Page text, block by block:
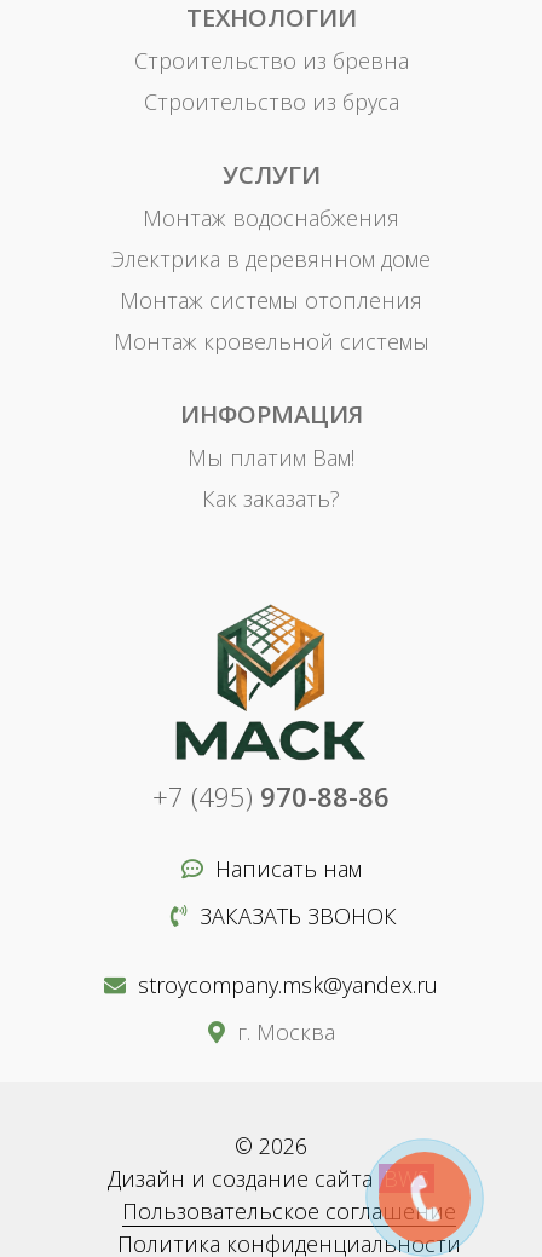
ТЕХНОЛОГИИ
Строительство из бревна
Строительство из бруса
УСЛУГИ
Монтаж водоснабжения
Электрика в деревянном доме
Монтаж системы отопления
Монтаж кровельной системы
ИНФОРМАЦИЯ
Мы платим Вам!
Как заказать?
+7 (495) 970-88-86
Написать нам
ЗАКАЗАТЬ ЗВОНОК
stroycompany.msk@yandex.ru
г. Москва
© 2026
Дизайн и создание сайта BWS
Пользовательское соглашение
Политика конфиденциальности